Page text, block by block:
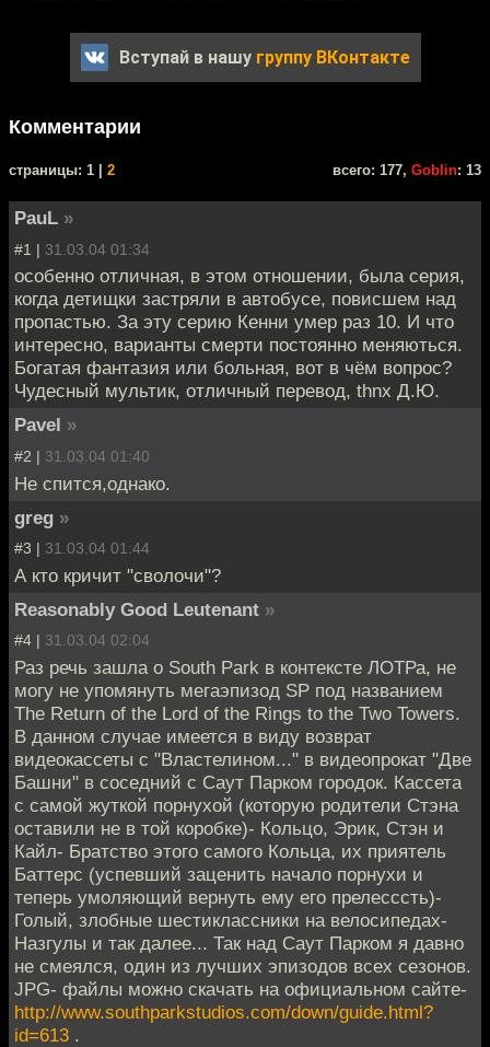
Вступай в нашу группу ВКонтакте
Комментарии
cтраницы: 1 | 2 всего: 177, Goblin: 13
PauL »
#1 | 31.03.04 01:34
особенно отличная, в этом отношении, была серия,
когда детищки застряли в автобусе, повисшем над
пропастью. За эту серию Кенни умер раз 10. И что
интересно, варианты смерти постоянно меняються.
Богатая фантазия или больная, вот в чём вопрос?
Чудесный мультик, отличный перевод, thnx Д.Ю.
Pavel »
#2 | 31.03.04 01:40
Не спится,однако.
greg »
#3 | 31.03.04 01:44
А кто кричит "сволочи"?
Reasonably Good Leutenant »
#4 | 31.03.04 02:04
Раз речь зашла о South Park в контексте ЛОТРа, не
могу не упомянуть мегаэпизод SP под названием
The Return of the Lord of the Rings to the Two Towers.
В данном случае имеется в виду возврат
видеокассеты с "Властелином..." в видеопрокат "Две
Башни" в соседний с Саут Парком городок. Кассета
с самой жуткой порнухой (которую родители Стэна
оставили не в той коробке)- Кольцо, Эрик, Стэн и
Кайл- Братство этого самого Кольца, их приятель
Баттерс (успевший заценить начало порнухи и
теперь умоляющий вернуть ему его прелесссть)-
Голый, злобные шестиклассники на велосипедах-
Назгулы и так далее... Так над Саут Парком я давно
не смеялся, один из лучших эпизодов всех сезонов.
JPG- файлы можно скачать на официальном сайте-
http://www.southparkstudios.com/down/guide.html?
id=613 .